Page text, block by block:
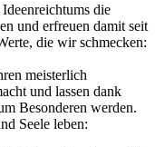
die
und erfreuen damit seit
die wir schmecken:
meisterlich
und lassen dank
Besonderen werden.
Seele leben: